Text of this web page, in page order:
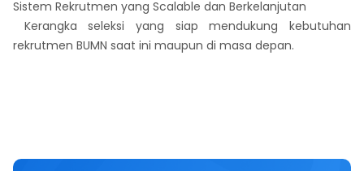
Sistem Rekrutmen yang Scalable dan Berkelanjutan
Kerangka seleksi yang siap mendukung kebutuhan
rekrutmen BUMN saat ini maupun di masa depan.